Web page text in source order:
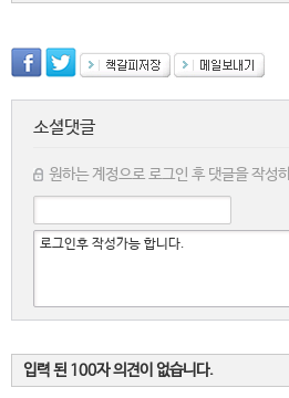
소셜댓글
원하는 계정으로 로그인 후 댓글을 작성
입력 된 100자 의견이 없습니다.